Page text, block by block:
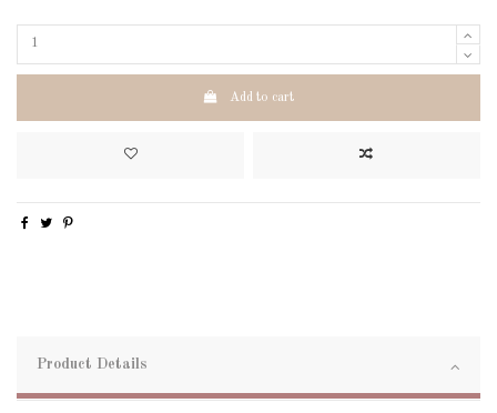
Add to cart
Product Details